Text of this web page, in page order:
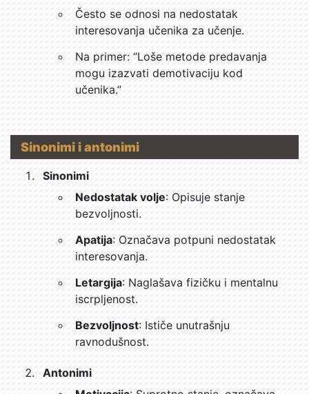
Često se odnosi na nedostatak
interesovanja učenika za učenje.
Na primer: “Loše metode predavanja
mogu izazvati demotivaciju kod
učenika.”
Sinonimi i antonimi
Sinonimi
Nedostatak volje: Opisuje stanje
bezvoljnosti.
Apatija: Označava potpuni nedostatak
interesovanja.
Letargija: Naglašava fizičku i mentalnu
iscrpljenost.
Bezvoljnost: Ističe unutrašnju
ravnodušnost.
Antonimi